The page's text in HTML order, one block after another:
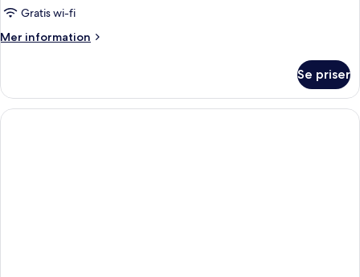
Gratis wi-fi
Mer information
Mer
Se priser